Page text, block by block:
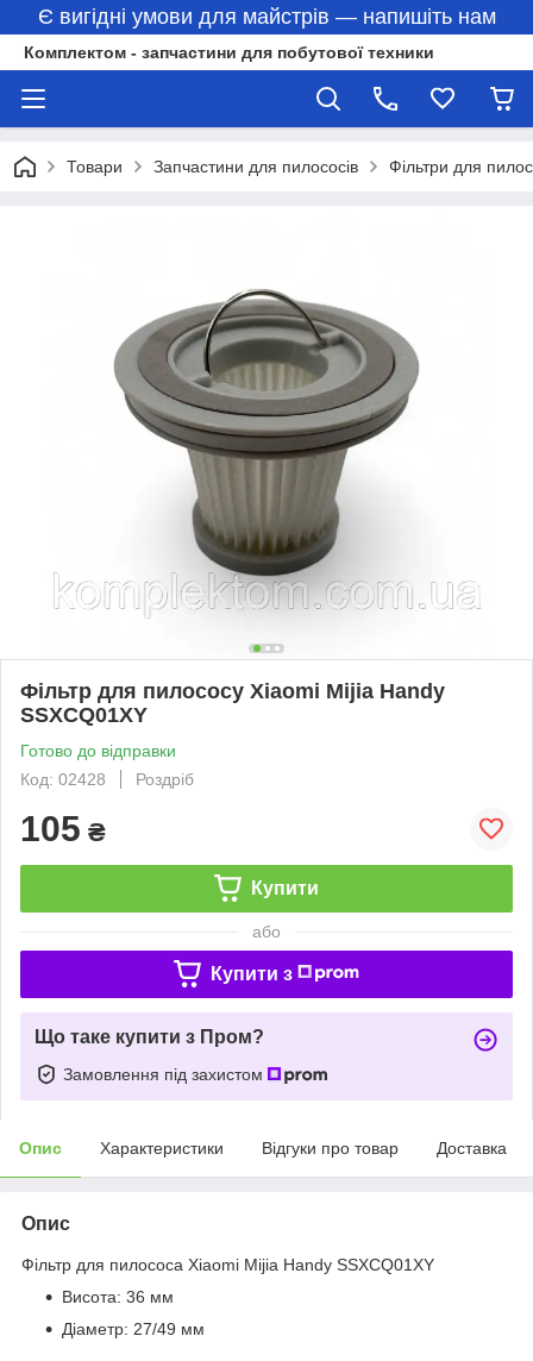
Є вигідні умови для майстрів — напишіть нам
Комплектом - запчастини для побутової техники
Товари Запчастини для пилососів Фільтри для
Фільтр для пилососу Xiaomi Mijia Handy
SSXCQ01XY
Готово до відправки
Код: 02428
Роздріб
105 ₴
Купити
або
Купити з
Що таке купити з Пром?
Замовлення під захистом
Опис Характеристики Відгуки про товар Доставка
Опис
Фільтр для пилососа Xiaomi Mijia Handy SSXCQ01XY
Висота: 36 мм
Діаметр: 27/49 мм